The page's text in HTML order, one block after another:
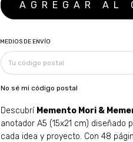
MEDIOS DE ENVÍO
No sé mi código postal
Descubrí Memento Mori &
anotador A5 (15x21 cm) diseñado
cada idea y proyecto. Con 48